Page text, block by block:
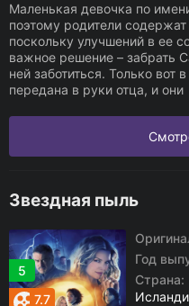
Маленькая девочка по
поэтому родители
поскольку улучшений в ее
важное решение – забрать
ней заботиться. Только вот
передана в руки отца, и они
Звездная пыль
5
7.7
Год
Страна: